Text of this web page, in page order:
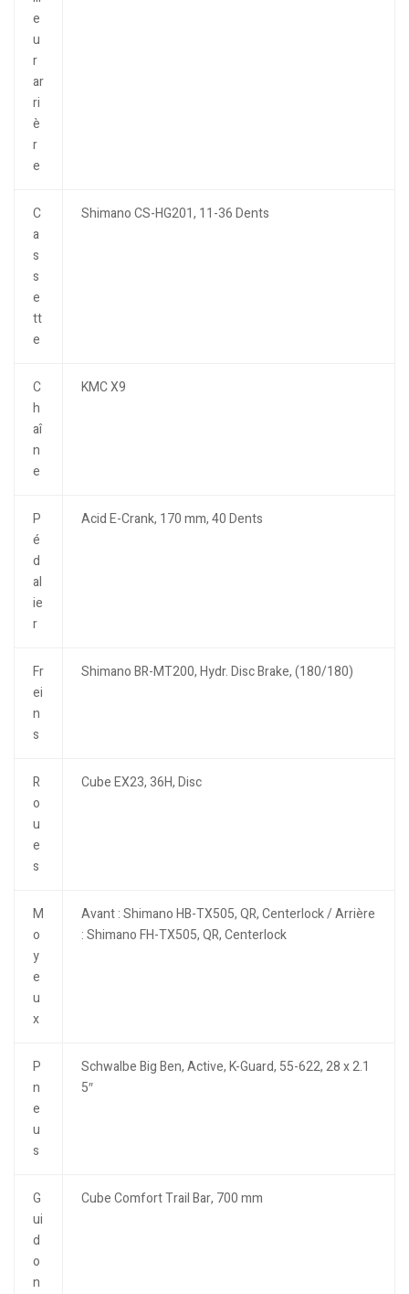
e
u
r
ar
ri
è
r
e
C
a
s
s
e
tt
e
Shimano CS-HG201, 11-36 Dents
C
h
aî
n
e
KMC X9
P
é
d
al
ie
r
Acid E-Crank, 170 mm, 40 Dents
Fr
ei
n
s
Shimano BR-MT200, Hydr. Disc Brake, (180/180)
R
o
u
e
s
Cube EX23, 36H, Disc
M
o
y
e
u
x
Avant : Shimano HB-TX505, QR, Centerlock / Arrière
: Shimano FH-TX505, QR, Centerlock
P
n
e
u
s
Schwalbe Big Ben, Active, K-Guard, 55-622, 28 x 2.1
5″
G
ui
d
o
n
Cube Comfort Trail Bar, 700 mm